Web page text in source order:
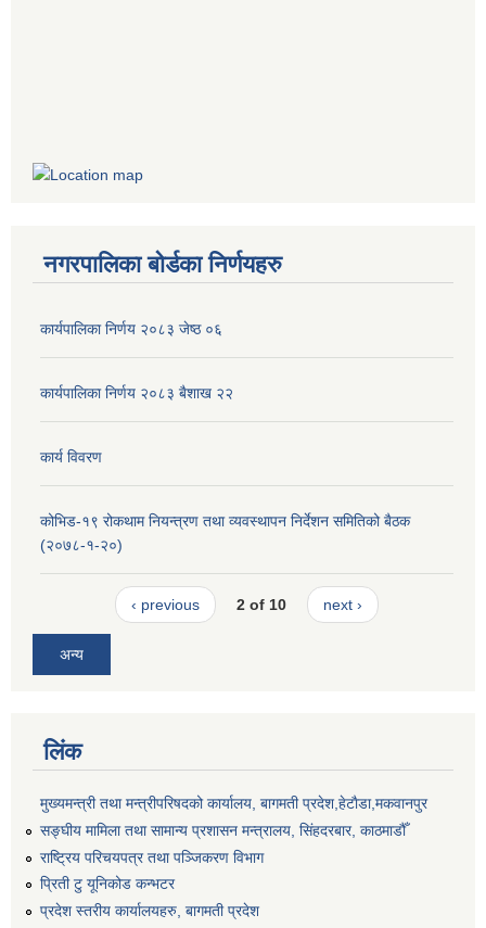
नगरपालिका बोर्डका निर्णयहरु
कार्यपालिका निर्णय २०८३ जेष्ठ ०६
कार्यपालिका निर्णय २०८३ बैशाख २२
कार्य विवरण
कोभिड-१९ रोकथाम नियन्त्रण तथा व्यवस्थापन निर्देशन समितिको बैठक
(२०७८-१-२०)
‹ previous 2 of 10 next ›
अन्य
लिंक
मुख्यमन्त्री तथा मन्त्रीपरिषदको कार्यालय, बागमती प्रदेश,हेटाैडा,मकवानपुर
सङ्‍घीय मामिला तथा सामान्य प्रशासन मन्त्रालय, सिंहदरबार, काठमाडौँ
राष्ट्रिय परिचयपत्र तथा पञ्जिकरण विभाग
प्रिती टु यूनिकोड कन्भटर
प्रदेश स्तरीय कार्यालयहरु, बागमती प्रदेश